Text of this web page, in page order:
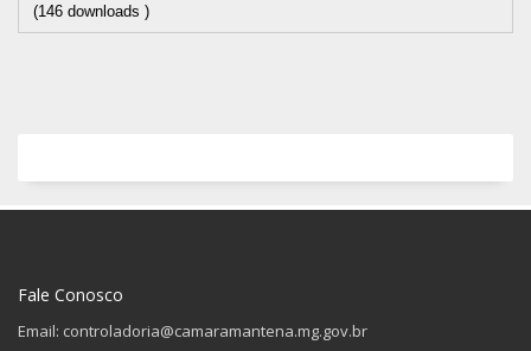
(146 downloads )
Fale Conosco
Email: controladoria@camaramantena.mg.gov.br